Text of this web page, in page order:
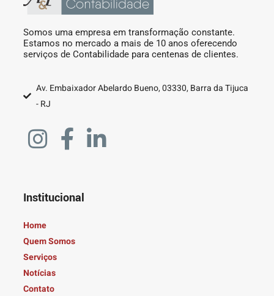
Somos uma empresa em transformação constante.
Estamos no mercado a mais de 10 anos oferecendo
serviços de Contabilidade para centenas de clientes.
Av. Embaixador Abelardo Bueno, 03330, Barra da Tijuca
- RJ
Institucional
Home
Quem Somos
Serviços
Notícias
Contato